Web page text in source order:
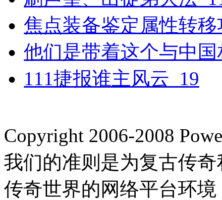
焦点装备鉴定属性转
他们是带着这个与中
111捷报谁主风云_19
Copyright 2006-2008
我们的准则是为复古传
传奇世界的网络平台环